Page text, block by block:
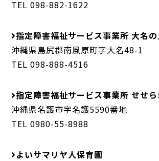
TEL 098-882-1622
指定障害福祉サービス事業所 大名
沖縄県島尻郡南風原町字大名48-1
TEL 098-888-4516
指定障害福祉サービス事業所 せせ
沖縄県名護市字名護5590番地
TEL 0980-55-8988
よいサマリヤ人保育園